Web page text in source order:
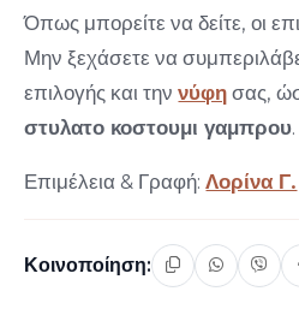
Όπως μπορείτε να δείτε, οι
Μην ξεχάσετε να
επιλογής και τηννύφη σας,
στυλατο κοστουμι γαμπρου.
Επιμέλεια & Γραφή:Λορίνα Γ.
Κοινοποίηση: